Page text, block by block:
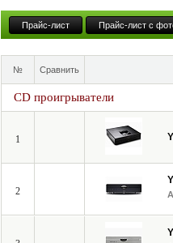
«Честно говоря, я не знаю, что
основатель компании YBA Audio.
системы — воспроизводить музыку
Прайс-лист Прайс-лист с
№ Сравнить
CD проигрыватели
1
2